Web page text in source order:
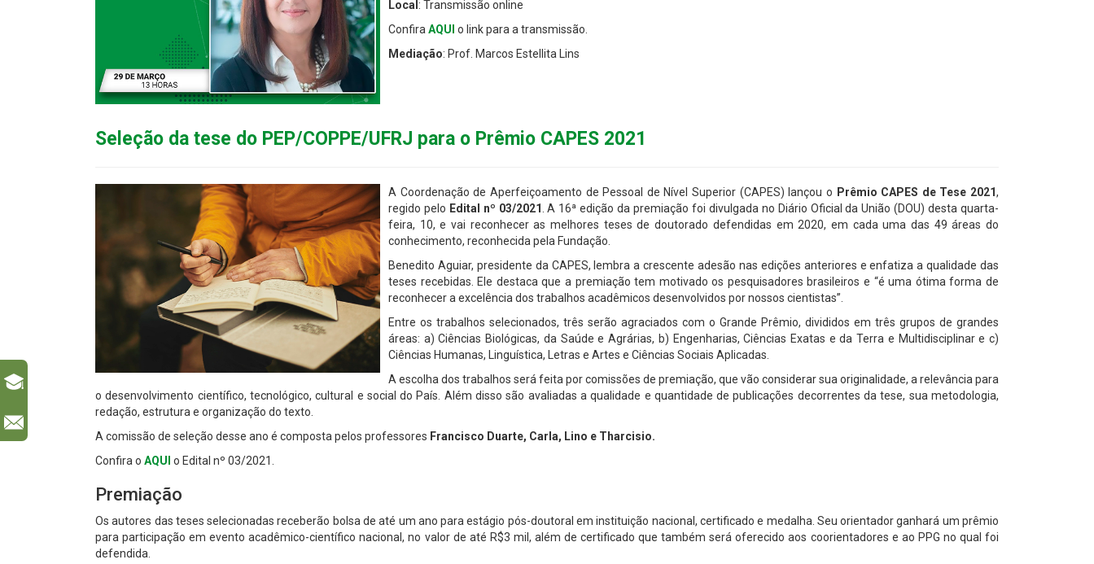
Local : Transmissão online
ConfiraAQUI o link para a transmissão.
Mediação: Prof. Marcos Estellita Lins
Seleção da tese do PEP/COPPE/UFRJ para o Prêmio CAPES 2021
A Coordenação de Aperfeiçoamento de Pessoal de Nível Superior (CAPES) lançou o Prêmio CAPES de Tese 2021,
regido pelo Edital nº 03/2021 . A 16ª edição da premiação foi divulgada no Diário Oficial da União (DOU) desta quarta-
feira, 10, e vai reconhecer as melhores teses de doutorado defendidas em 2020, em cada uma das 49 áreas do
conhecimento, reconhecida pela Fundação.
Benedito Aguiar, presidente da CAPES, lembra a crescente adesão nas edições anteriores e enfatiza a qualidade das
teses recebidas. Ele destaca que a premiação tem motivado os pesquisadores brasileiros e “é uma ótima forma de
reconhecer a excelência dos trabalhos acadêmicos desenvolvidos por nossos cientistas”.
Entre os trabalhos selecionados, três serão agraciados com o Grande Prêmio, divididos em três grupos de grandes
áreas: a) Ciências Biológicas, da Saúde e Agrárias, b) Engenharias, Ciências Exatas e da Terra e Multidisciplinar e c)
Ciências Humanas, Linguística, Letras e Artes e Ciências Sociais Aplicadas.
A escolha dos trabalhos será feita por comissões de premiação, que vão considerar sua originalidade, a relevância para
o desenvolvimento científico, tecnológico, cultural e social do País. Além disso são avaliadas a qualidade e quantidade de publicações decorrentes da tese, sua metodologia,
redação, estrutura e organização do texto.
A comissão de seleção desse ano é composta pelos professores Francisco Duarte, Carla, Lino e Tharcisio.
Confira o AQUI o Edital nº 03/2021.
Premiação
Os autores das teses selecionadas receberão bolsa de até um ano para estágio pós-doutoral em instituição nacional, certificado e medalha. Seu orientador ganhará um prêmio
para participação em evento acadêmico-científico nacional, no valor de até R$3 mil, além de certificado que também será oferecido aos coorientadores e ao PPG no qual foi
defendida.